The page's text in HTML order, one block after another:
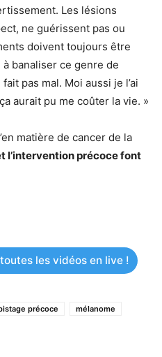
Les lésions
ne guérissent pas ou
doivent toujours être
banaliser ce genre de
pas mal. Moi aussi je l’ai
aurait pu me coûter la vie. »
matière de cancer de la
l’intervention précoce font
les vidéos en live !
précoce
mélanome